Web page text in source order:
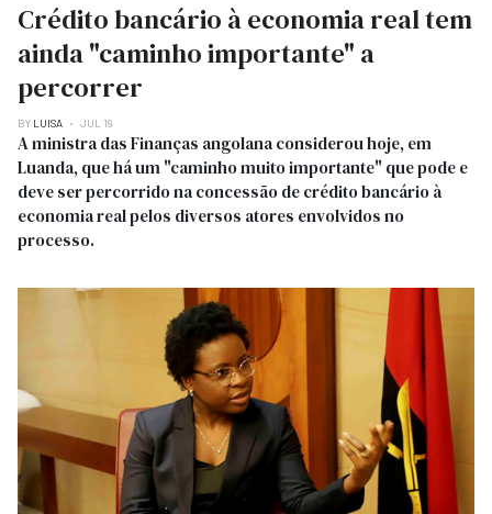
Crédito bancário à economia real tem
ainda "caminho importante" a
percorrer
BY LUISA JUL 19
A ministra das Finanças angolana considerou hoje, em
Luanda, que há um "caminho muito importante" que pode e
deve ser percorrido na concessão de crédito bancário à
economia real pelos diversos atores envolvidos no
processo.